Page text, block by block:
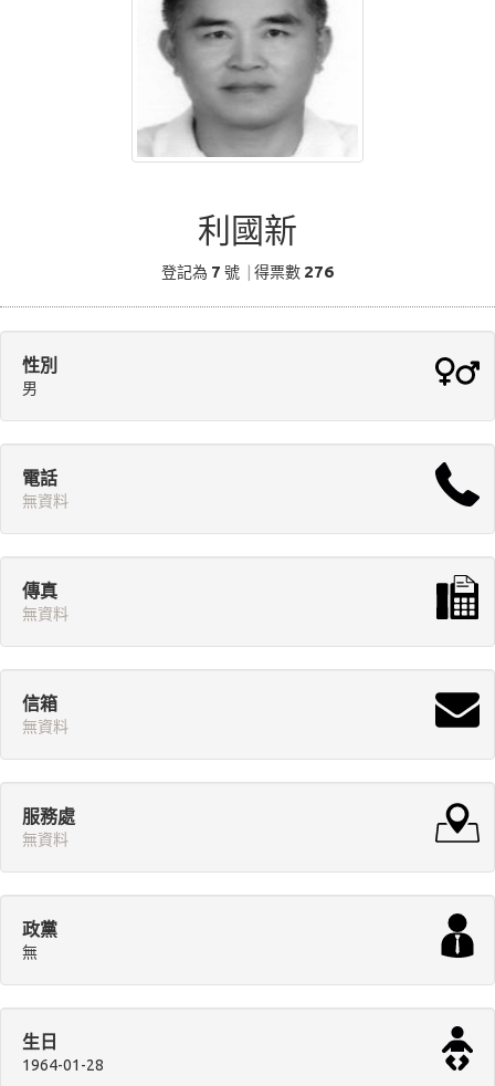
利國新
登記為 7 號 得票數 276
性別
男
電話
無資料
傳真
無資料
信箱
無資料
服務處
無資料
政黨
無
生日
1964-01-28